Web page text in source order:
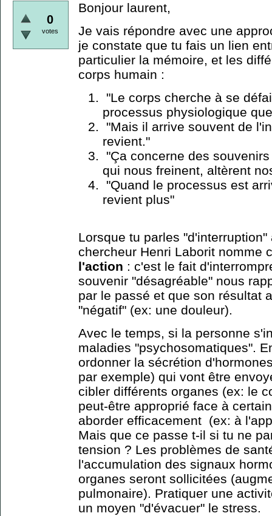
0
votes
Bonjour laurent,
Je vais répondre avec une
je constate que tu fais un lien
particulier la mémoire, et les
corps humain :
"Le corps cherche à se
processus physiologique
"Mais il arrive souvent de
revient."
"Ça concerne des
qui nous freinent, altèrent
"Quand le processus est
revient plus"
Lorsque tu parles
chercheur Henri Laborit nomme
l'action : c'est le fait
souvenir "désagréable" nous
par le passé et que son résultat
"négatif" (ex: une douleur).
Avec le temps, si la personne
maladies "psychosomatiques".
ordonner la sécrétion
par exemple) qui vont être
cibler différents organes (ex: le
peut-être approprié face à
aborder efficacement (ex: à
Mais que ce passe t-il si tu ne
tension ? Les problèmes de
l'accumulation des signaux
organes seront sollicitées
pulmonaire). Pratiquer une
un moyen "d'évacuer" le stress.